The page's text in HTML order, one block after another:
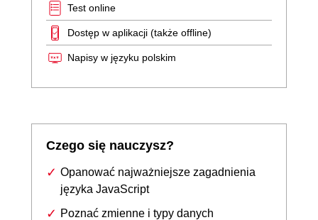
Test online
Dostęp w aplikacji (także offline)
Napisy w języku polskim
Czego się nauczysz?
Opanować najważniejsze zagadnienia
języka JavaScript
Poznać zmienne i typy danych